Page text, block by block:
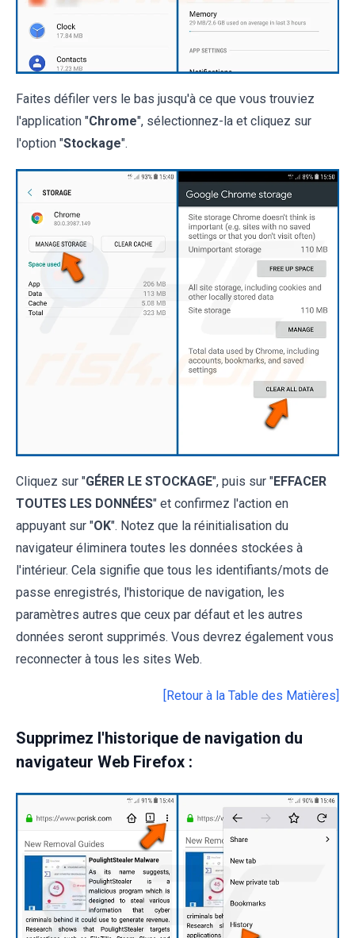
Faites défiler vers le bas jusqu'à ce que vous trouviez
l'application "Chrome", sélectionnez-la et cliquez sur
l'option "Stockage".
Cliquez sur "GÉRER LE STOCKAGE", puis sur "EFFACER
TOUTES LES DONNÉES" et confirmez l'action en
appuyant sur "OK". Notez que la réinitialisation du
navigateur éliminera toutes les données stockées à
l'intérieur. Cela signifie que tous les identifiants/mots de
passe enregistrés, l'historique de navigation, les
paramètres autres que ceux par défaut et les autres
données seront supprimés. Vous devrez également vous
reconnecter à tous les sites Web.
[Retour à la Table des Matières]
Supprimez l'historique de navigation du
navigateur Web Firefox :